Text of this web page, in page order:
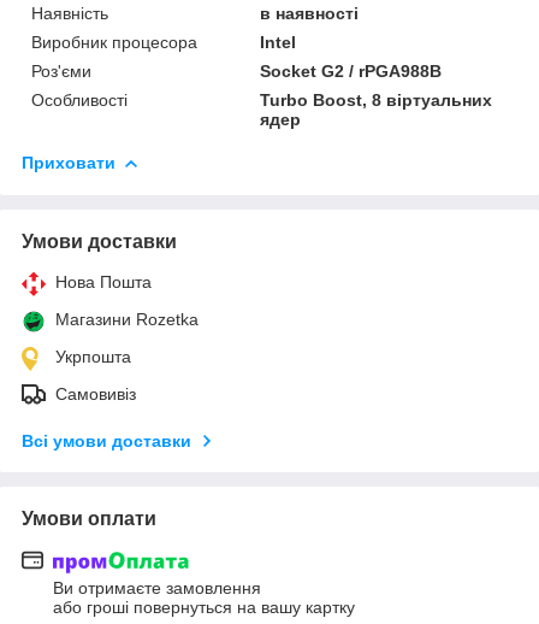
Наявність
в наявності
Виробник процесора
Intel
Роз'єми
Socket G2 / rPGA988B
Особливості
Turbo Boost, 8 віртуальних
ядер
Приховати
Умови доставки
Нова Пошта
Магазини Rozetka
Укрпошта
Самовивіз
Всі умови доставки
Умови оплати
Ви отримаєте замовлення
або гроші повернуться на вашу картку